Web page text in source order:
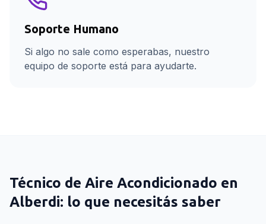
Soporte Humano
Si algo no sale como esperabas, nuestro
equipo de soporte está para ayudarte.
Técnico de Aire Acondicionado en
Alberdi: lo que necesitás saber